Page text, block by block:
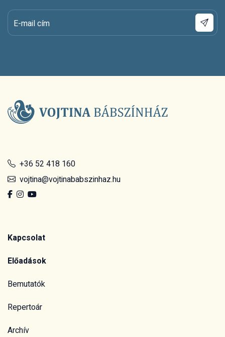
E-mail cím
+36 52 418 160
vojtina@vojtinababszinhaz.hu
Kapcsolat
Előadások
Bemutatók
Repertoár
Archív